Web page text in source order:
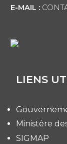
E-MAIL :
LIENS
Ministère
SIGMAP